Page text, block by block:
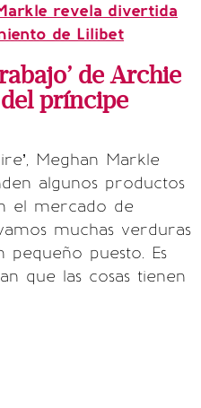
revela divertida
de Lilibet
de Archie
príncipe
Meghan Markle
algunos productos
el mercado de
muchas verduras
puesto. Es
que las cosas tienen